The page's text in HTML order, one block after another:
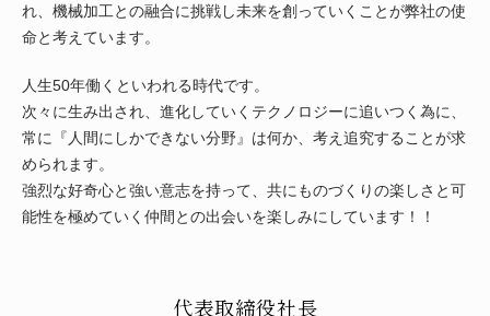
れ、機械加工との融合に挑戦し未来を創っていくことが弊社の使
命と考えています。
人生50年働くといわれる時代です。
次々に生み出され、進化していくテクノロジーに追いつく為に、
常に『人間にしかできない分野』は何か、考え追究することが求
められます。
強烈な好奇心と強い意志を持って、共にものづくりの楽しさと可
能性を極めていく仲間との出会いを楽しみにしています！！
代表取締役社長